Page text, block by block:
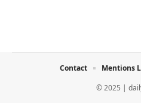
© 2025 |
Contact Mentions